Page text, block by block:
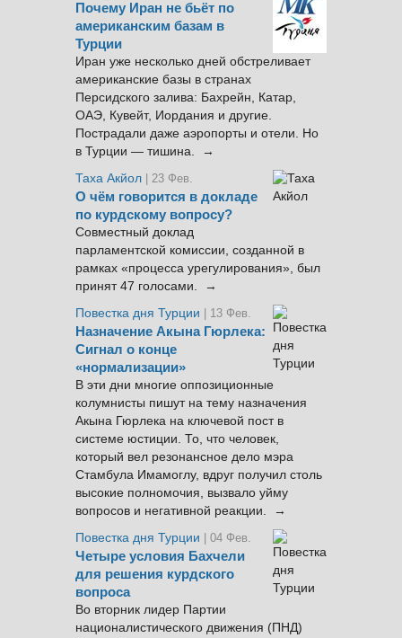
Почему Иран не бьёт по
американским базам в
Турции
Иран уже несколько дней обстреливает
американские базы в странах
Персидского залива: Бахрейн, Катар,
ОАЭ, Кувейт, Иордания и другие.
Пострадали даже аэропорты и отели. Но
в Турции — тишина. →
Таха Акйол | 23 Фев.
О чём говорится в докладе
по курдскому вопросу?
Совместный доклад
парламентской комиссии, созданной в
рамках «процесса урегулирования», был
принят 47 голосами. →
Повестка дня Турции
| 13 Фев.
Назначение Акына Гюрлека:
Сигнал о конце
«нормализации»
В эти дни многие оппозиционные
колумнисты пишут на тему назначения
Акына Гюрлека на ключевой пост в
системе юстиции. То, что человек,
который вел резонансное дело мэра
Стамбула Имамоглу, вдруг получил столь
высокие полномочия, вызвало уйму
вопросов и негативной реакции. →
Повестка дня Турции
| 04 Фев.
Четыре условия Бахчели
для решения курдского
вопроса
Во вторник лидер Партии
националистического движения (ПНД)